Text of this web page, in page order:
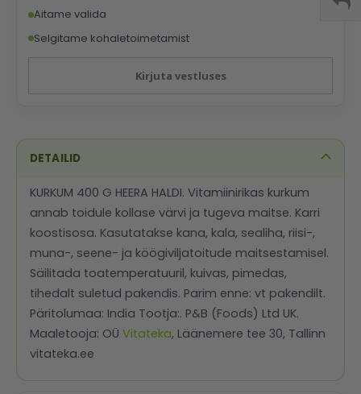
Aitame valida
Selgitame kohaletoimetamist
Kirjuta vestluses
DETAILID
KURKUM 400 G HEERA HALDI. Vitamiinirikas kurkum
annab toidule kollase värvi ja tugeva maitse. Karri
koostisosa. Kasutatakse kana, kala, sealiha, riisi-,
muna-, seene- ja köögiviljatoitude maitsestamisel.
Säilitada toatemperatuuril, kuivas, pimedas,
tihedalt suletud pakendis. Parim enne: vt pakendilt.
Päritolumaa: India Tootja:. P&B (Foods) Ltd UK.
Maaletooja: OÜ Vitateka, Läänemere tee 30, Tallinn
vitateka.ee